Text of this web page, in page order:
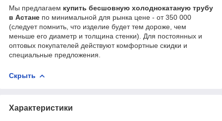
Мы предлагаем купить бесшовную холоднокатаную трубу
в Астане по минимальной для рынка цене - от 350 000
(следует помнить, что изделие будет тем дороже, чем
меньше его диаметр и толщина стенки). Для постоянных и
оптовых покупателей действуют комфортные скидки и
специальные предложения.
Скрыть
Характеристики